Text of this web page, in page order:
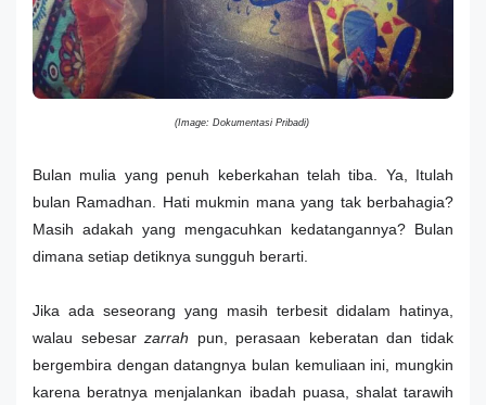
(Image: Dokumentasi Pribadi)
Bulan mulia yang penuh keberkahan telah tiba. Ya, Itulah
bulan Ramadhan. Hati mukmin mana yang tak berbahagia?
Masih adakah yang mengacuhkan kedatangannya? Bulan
dimana setiap detiknya sungguh berarti.
Jika ada seseorang yang masih terbesit didalam hatinya,
walau sebesarzarrah pun, perasaan keberatan dan tidak
bergembira dengan datangnya bulan kemuliaan ini, mungkin
karena beratnya menjalankan ibadah puasa, shalat tarawih